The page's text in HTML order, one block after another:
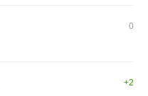
0
+2